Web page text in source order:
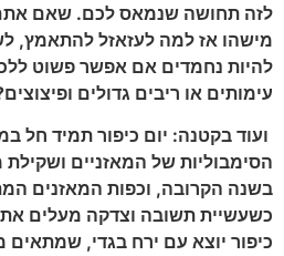
לזה תחושה שנמאס לכם. שאם
מישהו אז למה לעזאזל להתאמץ,
להיות נחמדים אם אפשר פשוט
עימותים או ריבים גדולים
ועוד בקטנה: יום כיפור תמיד חל
הסימבוליות של המאזניים ושקילת
בשנה הקרובה, וכפות המאזנים
כשעשיית תשובה וצדקה מעלים את
כיפור יוצא עם ירח בגדי, שמתאים